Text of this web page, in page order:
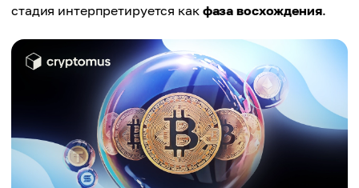
стадия интерпретируется как фаза восхождения.